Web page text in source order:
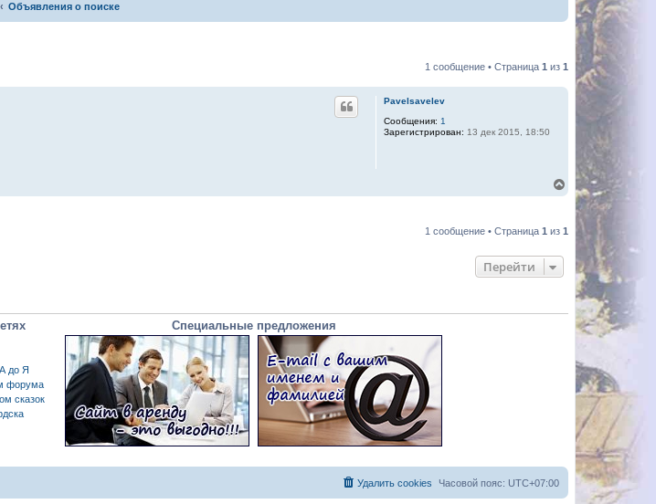
Объявления о поиске
1 сообщение • Страница 1 из 1
Pavelsavelev
Сообщения: 1
Зарегистрирован: 13 дек 2015, 18:50
у
н
1 сообщение • Страница 1 из 1
Перейти
до Я
форума
сказок
Специальные предложения
Часовой пояс: UTC+07:00
Удалить cookies